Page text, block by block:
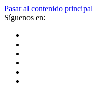
Pasar al contenido principal
Síguenos en: